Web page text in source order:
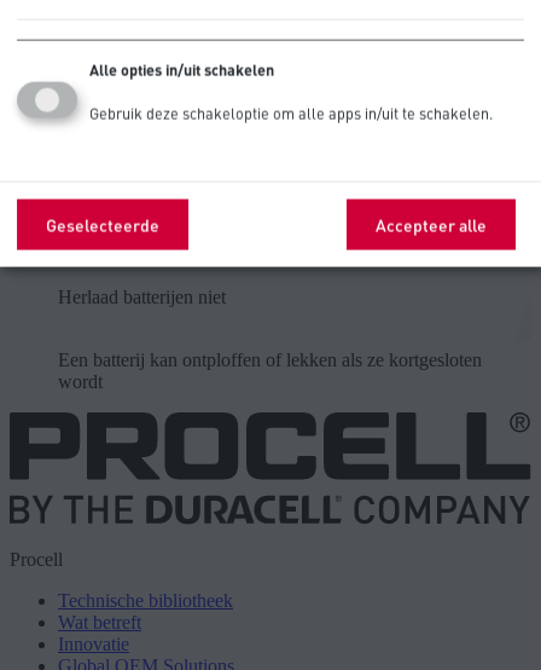
Buiten het bereik van kinderen bewaren
Niet inslikken
Niet openmaken
Herlaad batterijen niet
Een batterij kan ontploffen of lekken als ze kortgesloten
wordt
Procell
Technische bibliotheek
Wat betreft
Innovatie
Alle opties in/uit schakelen
Gebruik deze schakeloptie om alle apps in/uit te schakelen.
Geselecteerde Accepteer alle